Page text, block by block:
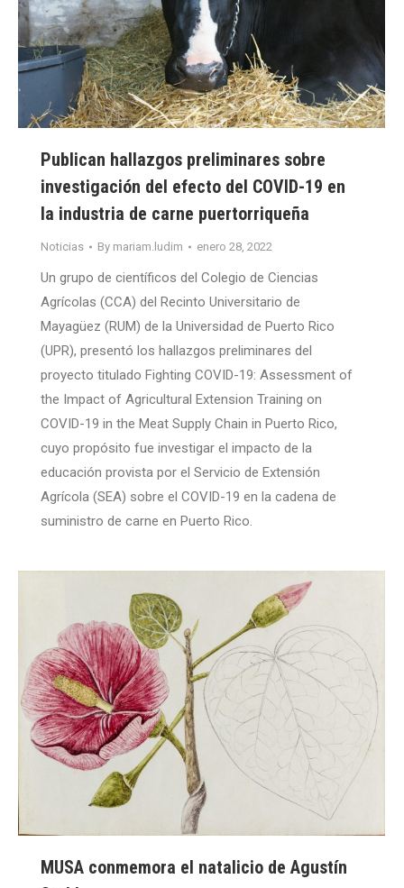
Publican hallazgos preliminares sobre
investigación del efecto del COVID-19 en
la industria de carne puertorriqueña
Noticias By mariam.ludim enero 28, 2022
Un grupo de científicos del Colegio de Ciencias
Agrícolas (CCA) del Recinto Universitario de
Mayagüez (RUM) de la Universidad de Puerto Rico
(UPR), presentó los hallazgos preliminares del
proyecto titulado Fighting COVID-19: Assessment of
the Impact of Agricultural Extension Training on
COVID-19 in the Meat Supply Chain in Puerto Rico,
cuyo propósito fue investigar el impacto de la
educación provista por el Servicio de Extensión
Agrícola (SEA) sobre el COVID-19 en la cadena de
suministro de carne en Puerto Rico.
MUSA conmemora el natalicio de Agustín